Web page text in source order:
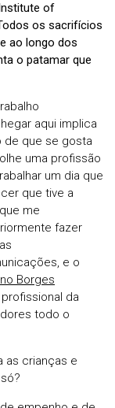
of
os sacrifícios
ao longo dos
o patamar que
aqui implica
de que se gosta
uma profissão
um dia que
que tive a
me
fazer
e o
Borges
da
todo o
as crianças e